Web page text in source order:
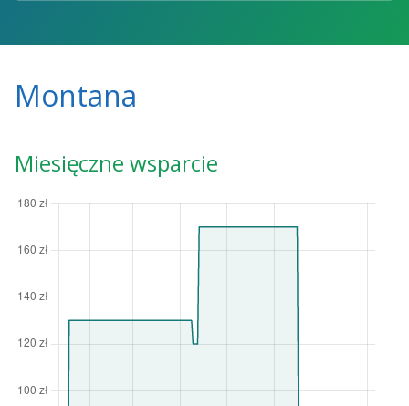
Montana
Miesięczne wsparcie